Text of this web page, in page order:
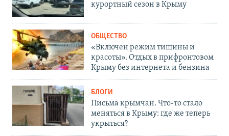
курортный сезон в Крыму
ОБЩЕСТВО
«Включен режим тишины и
красоты». Отдых в прифронтовом
Крыму без интернета и бензина
БЛОГИ
Письма крымчан. Что-то стало
меняться в Крыму: где же теперь
укрыться?